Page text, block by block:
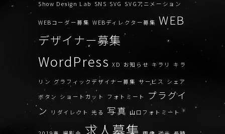
Show Design Lab SNS SVG SVGアニメーション
WEBコーダー募集 WEBディレクター募集 WEB
デザイナー募集
WordPress XD お知らせ キラリ キラ
リン グラフィックデザイナー募集 サービス シェア
ボタン ショートカット フォトミート
プラグイ
ン
リダイレクト 光る 写真 山口フォトミート
求人募集